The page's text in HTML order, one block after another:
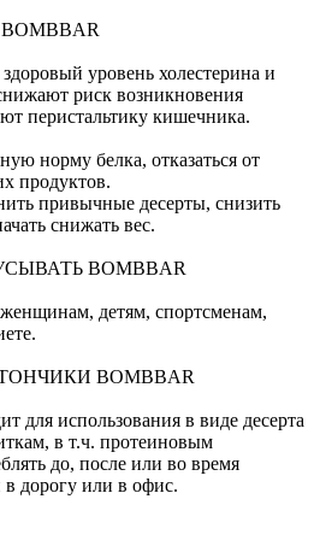
уровень холестерина и
риск возникновения
перистальтику кишечника.
норму белка, отказаться от
продуктов.
привычные десерты, снизить
снижать вес.
BOMBBAR
детям, спортсменам,
BOMBBAR
для использования в виде десерта
в т.ч. протеиновым
до, после или во время
в дорогу или в офис.